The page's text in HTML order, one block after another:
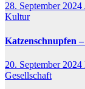
28. September 2024
Kultur
Katzenschnupfen
20. September 2024
Gesellschaft